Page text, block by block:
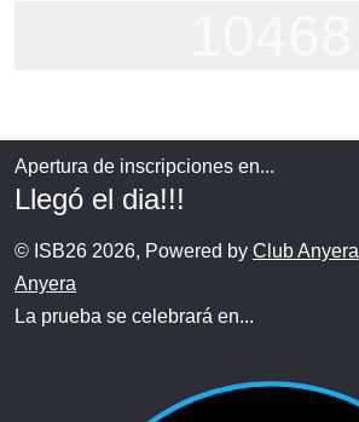
Apertura de inscripciones en...
Llegó el dia!!!
© ISB26 2026, Powered by Club Anyera
Anyera
La prueba se celebrará en...